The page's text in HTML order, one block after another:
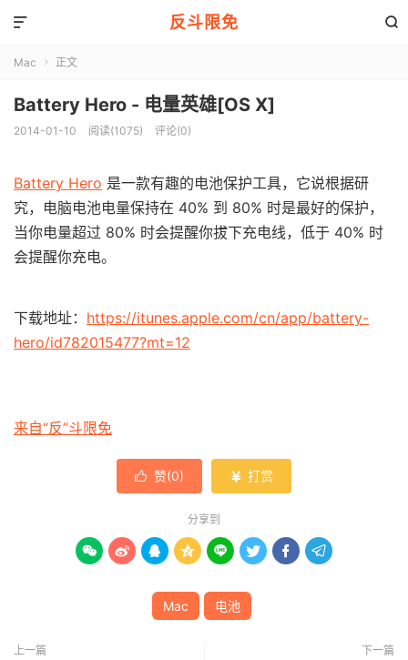
反斗限免 

Mac  正文
Battery Hero - 电量英雄[OS X]
2014-01-10 阅读(1075) 评论(0)
Battery Hero 是一款有趣的电池保护工具，它说根据研
究，电脑电池电量保持在 40% 到 80% 时是最好的保护，
当你电量超过 80% 时会提醒你拔下充电线，低于 40% 时
会提醒你充电。
下载地址： https://itunes.apple.com/cn/app/battery-
hero/id782015477?mt=12
来自“反”斗限免
 赞(0)  打赏
分享到
       
Mac 电池
上一篇 下一篇